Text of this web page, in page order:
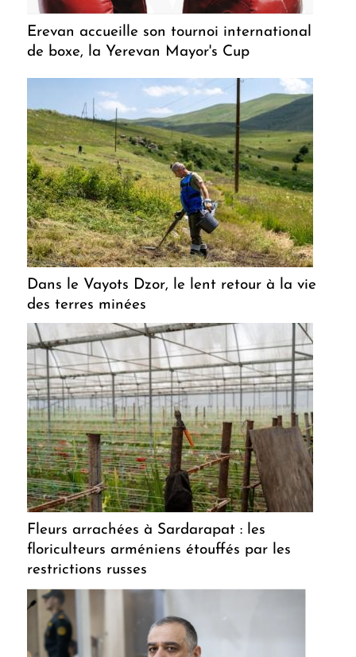
Erevan accueille son tournoi international
de boxe, la Yerevan Mayor's Cup
Dans le Vayots Dzor, le lent retour à la vie
des terres minées
Fleurs arrachées à Sardarapat : les
floriculteurs arméniens étouffés par les
restrictions russes